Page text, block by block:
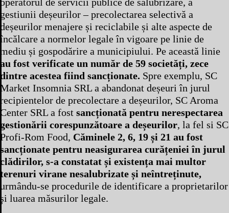
gestiunii deșeurilor – precolectarea selectivă a
deșeurilor menajere și reciclabile și alte aspecte de
încălcare a normelor legale în vigoare pe linie de
mediu și gospodărire a municipiului. Pe această linie
au fost verificate un număr de 59 societăți, zece
dintre acestea fiind sancționate. Spre exemplu, SC
Market Insomnia SRL a abandonat deșeuri în jurul
recipientelor de precolectare a deșeurilor, SC Aroma
Center SRL a fost sancționată pentru nerespectarea
gestionării corespunzătoare a deșeurilor, la fel si SC
Profi-Rom Food, Căminele 2, 6, 19 și 21 au fost
sancționate pentru neasigurarea curățeniei în jurul
clădirilor, s-a constatat și existența mai multor
terenuri virane nesalubrizate și neîntreținute,
urmându-se procedurile de identificare a proprietarilor
și luarea măsurilor legale.